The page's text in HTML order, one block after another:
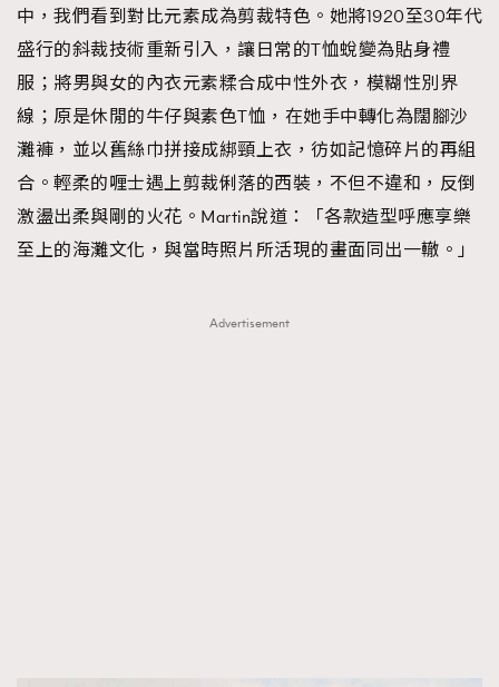
中，我們看到對比元素成為剪裁特色。她將1920至30年代
盛行的斜裁技術重新引入，讓日常的T恤蛻變為貼身禮
服；將男與女的內衣元素糅合成中性外衣，模糊性別界
線；原是休閒的牛仔與素色T恤，在她手中轉化為闊腳沙
灘褲，並以舊絲巾拼接成綁頸上衣，彷如記憶碎片的再組
合。輕柔的喱士遇上剪裁俐落的西裝，不但不違和，反倒
激盪出柔與剛的火花。Martin說道：「各款造型呼應享樂
至上的海灘文化，與當時照片所活現的畫面同出一轍。」
Advertisement